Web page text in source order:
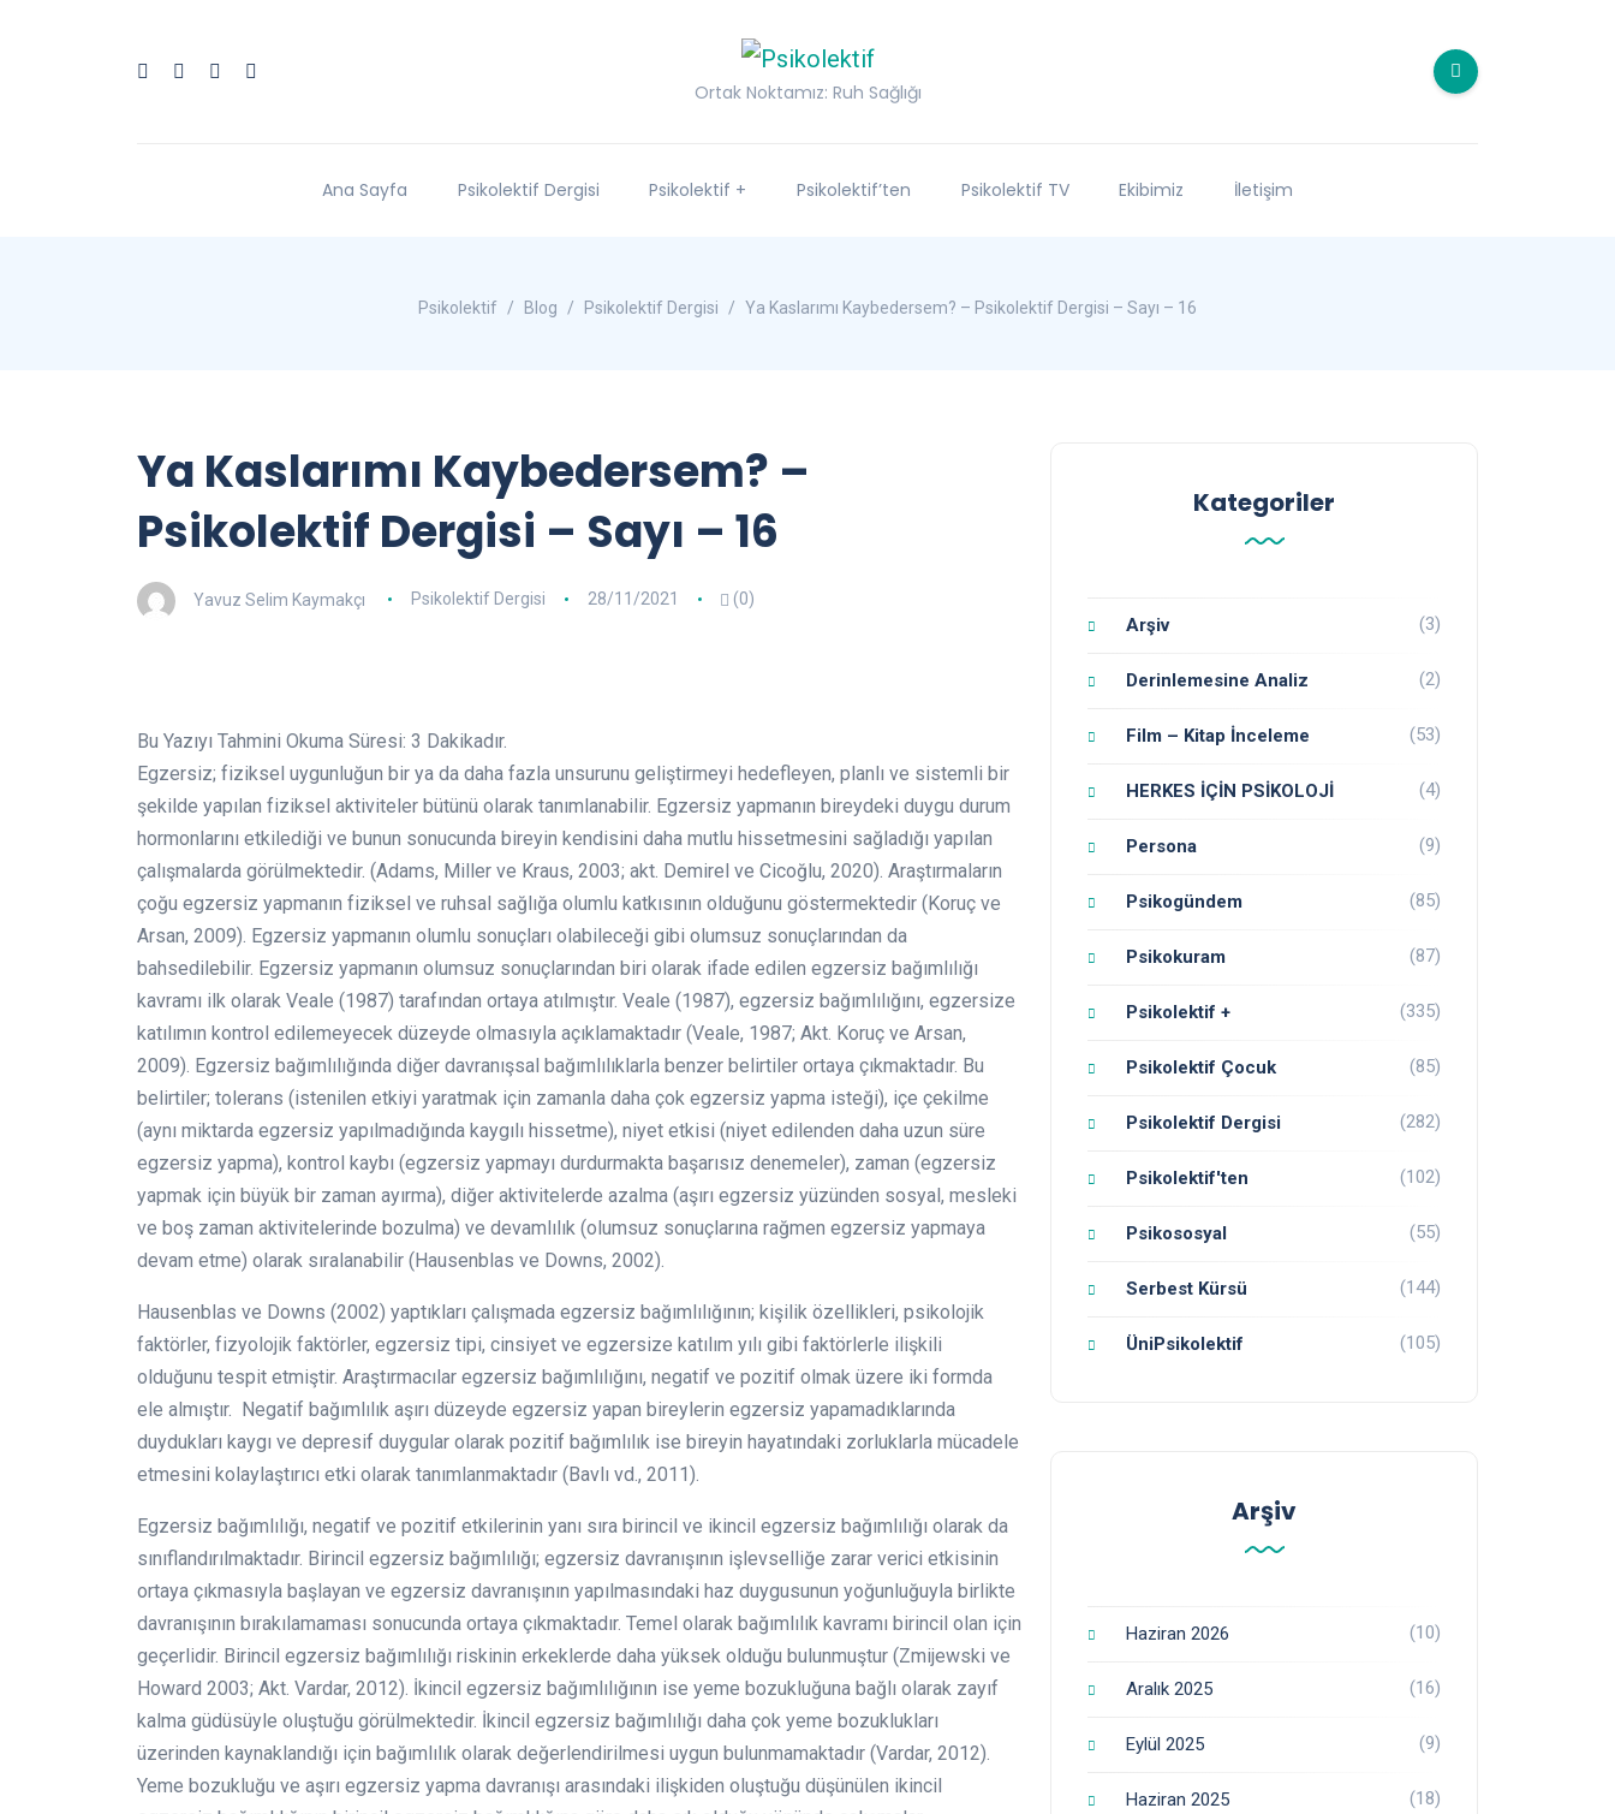
Ortak Noktamız: Ruh Sağlığı
Ana Sayfa Psikolektif Dergisi Psikolektif + Psikolektif’ten Psikolektif TV Ekibimiz İletişim
Psikolektif Blog Psikolektif Dergisi Ya Kaslarımı Kaybedersem? – Psikolektif Dergisi – Sayı – 16
Ya Kaslarımı Kaybedersem? –
Psikolektif Dergisi – Sayı – 16
Yavuz Selim Kaymakçı Psikolektif Dergisi 28/11/2021 (0)
Bu Yazıyı Tahmini Okuma Süresi: 3 Dakikadır.
Egzersiz; fiziksel uygunluğun bir ya da daha fazla unsurunu geliştirmeyi hedefleyen, planlı ve sistemli bir
şekilde yapılan fiziksel aktiviteler bütünü olarak tanımlanabilir. Egzersiz yapmanın bireydeki duygu durum
hormonlarını etkilediği ve bunun sonucunda bireyin kendisini daha mutlu hissetmesini sağladığı yapılan
çalışmalarda görülmektedir. (Adams, Miller ve Kraus, 2003; akt. Demirel ve Cicoğlu, 2020). Araştırmaların
çoğu egzersiz yapmanın fiziksel ve ruhsal sağlığa olumlu katkısının olduğunu göstermektedir (Koruç ve
Arsan, 2009). Egzersiz yapmanın olumlu sonuçları olabileceği gibi olumsuz sonuçlarından da
bahsedilebilir. Egzersiz yapmanın olumsuz sonuçlarından biri olarak ifade edilen egzersiz bağımlılığı
kavramı ilk olarak Veale (1987) tarafından ortaya atılmıştır. Veale (1987), egzersiz bağımlılığını, egzersize
katılımın kontrol edilemeyecek düzeyde olmasıyla açıklamaktadır (Veale, 1987; Akt. Koruç ve Arsan,
2009). Egzersiz bağımlılığında diğer davranışsal bağımlılıklarla benzer belirtiler ortaya çıkmaktadır. Bu
belirtiler; tolerans (istenilen etkiyi yaratmak için zamanla daha çok egzersiz yapma isteği), içe çekilme
(aynı miktarda egzersiz yapılmadığında kaygılı hissetme), niyet etkisi (niyet edilenden daha uzun süre
egzersiz yapma), kontrol kaybı (egzersiz yapmayı durdurmakta başarısız denemeler), zaman (egzersiz
yapmak için büyük bir zaman ayırma), diğer aktivitelerde azalma (aşırı egzersiz yüzünden sosyal, mesleki
ve boş zaman aktivitelerinde bozulma) ve devamlılık (olumsuz sonuçlarına rağmen egzersiz yapmaya
devam etme) olarak sıralanabilir (Hausenblas ve Downs, 2002).
Hausenblas ve Downs (2002) yaptıkları çalışmada egzersiz bağımlılığının; kişilik özellikleri, psikolojik
faktörler, fizyolojik faktörler, egzersiz tipi, cinsiyet ve egzersize katılım yılı gibi faktörlerle ilişkili
olduğunu tespit etmiştir. Araştırmacılar egzersiz bağımlılığını, negatif ve pozitif olmak üzere iki formda
ele almıştır. Negatif bağımlılık aşırı düzeyde egzersiz yapan bireylerin egzersiz yapamadıklarında
duydukları kaygı ve depresif duygular olarak pozitif bağımlılık ise bireyin hayatındaki zorluklarla mücadele
etmesini kolaylaştırıcı etki olarak tanımlanmaktadır (Bavlı vd., 2011).
Egzersiz bağımlılığı, negatif ve pozitif etkilerinin yanı sıra birincil ve ikincil egzersiz bağımlılığı olarak da
sınıflandırılmaktadır. Birincil egzersiz bağımlılığı; egzersiz davranışının işlevselliğe zarar verici etkisinin
ortaya çıkmasıyla başlayan ve egzersiz davranışının yapılmasındaki haz duygusunun yoğunluğuyla birlikte
davranışının bırakılamaması sonucunda ortaya çıkmaktadır. Temel olarak bağımlılık kavramı birincil olan için
geçerlidir. Birincil egzersiz bağımlılığı riskinin erkeklerde daha yüksek olduğu bulunmuştur (Zmijewski ve
Howard 2003; Akt. Vardar, 2012). İkincil egzersiz bağımlılığının ise yeme bozukluğuna bağlı olarak zayıf
kalma güdüsüyle oluştuğu görülmektedir. İkincil egzersiz bağımlılığı daha çok yeme bozuklukları
üzerinden kaynaklandığı için bağımlılık olarak değerlendirilmesi uygun bulunmamaktadır (Vardar, 2012).
Yeme bozukluğu ve aşırı egzersiz yapma davranışı arasındaki ilişkiden oluştuğu düşünülen ikincil
Kategoriler
Arşiv (3)
Derinlemesine Analiz (2)
Film – Kitap İnceleme (53)
HERKES İÇİN PSİKOLOJİ (4)
Persona (9)
Psikogündem (85)
Psikokuram (87)
Psikolektif + (335)
Psikolektif Çocuk (85)
Psikolektif Dergisi (282)
Psikolektif'ten (102)
Psikososyal (55)
Serbest Kürsü (144)
ÜniPsikolektif (105)
Arşiv
Haziran 2026 (10)
Aralık 2025 (16)
Eylül 2025 (9)
Haziran 2025 (18)